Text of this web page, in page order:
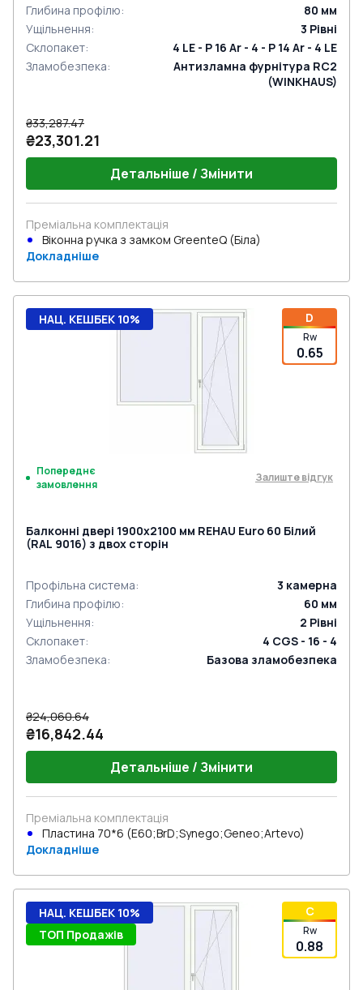
Глибина профілю: 80 мм
Ущільнення: 3 Рівні
Склопакет:
4 LE - P 16 Ar - 4 - P 14 Ar - 4 LE
Зламобезпека:
Антизламна фурнітура RC2
(WINKHAUS)
₴33,287.47
₴23,301.21
Детальніше / Змінити
Преміальна комплектація
Віконна ручка з замком GreenteQ (Біла)
Докладніше
D
Rw
0.65
НАЦ. КЕШБЕК 10%
Попереднє
замовлення
Залиште відгук
Балконні двері 1900x2100 мм REHAU Euro 60 Білий
(RAL 9016) з двох сторін
Профільна система: 3 камерна
Глибина профілю: 60 мм
Ущільнення: 2 Рівні
Склопакет:
4 CGS - 16 - 4
Зламобезпека: Базова зламобезпека
₴24,060.64
₴16,842.44
Детальніше / Змінити
Преміальна комплектація
Пластина 70*6 (E60;BrD;Synego;Geneo;Artevo)
Докладніше
C
Rw
0.88
НАЦ. КЕШБЕК 10%
ТОП Продажів